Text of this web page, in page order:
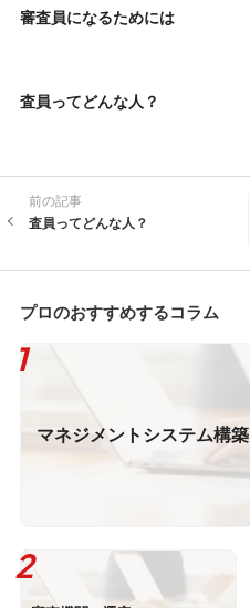
審査員になるためには
査員ってどんな人？
前の記事
査員ってどんな人？
プロのおすすめするコラム
マネジメントシステム構築